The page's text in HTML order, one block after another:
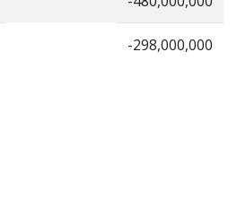
-298,000,000